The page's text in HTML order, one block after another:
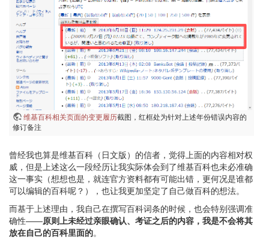
维基百科相关页面的变更履历截图，红框处为针对上述年份错误内容的
修订备注
曾经我也算是维基百科（日文版）的信者，觉得上面的内容相对权
威，但是上述这么一段经历让我实际体会到了维基百科也未必准确
这一事实（想想也是，就连官方资料都有可能出错，更何况是谁都
可以编辑的百科呢？），也让我更加坚定了自己做百科的想法。
而基于上述理由，我自己在撰写百科词条的时候，也会特别强调准
确性——原则上未经过亲眼确认、考证之后的内容，我是不会将其
放在自己的百科里面的。